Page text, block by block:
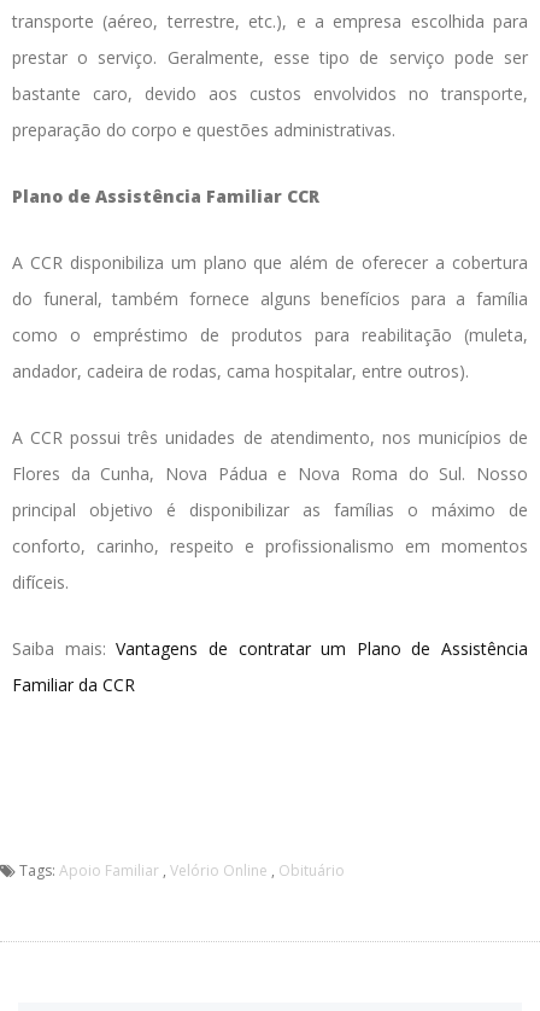
transporte (aéreo, terrestre, etc.), e a empresa escolhida para
prestar o serviço. Geralmente, esse tipo de serviço pode ser
bastante caro, devido aos custos envolvidos no transporte,
preparação do corpo e questões administrativas.
Plano de Assistência Familiar CCR
A CCR disponibiliza um plano que além de oferecer a cobertura
do funeral, também fornece alguns benefícios para a família
como o empréstimo de produtos para reabilitação (muleta,
andador, cadeira de rodas, cama hospitalar, entre outros).
A CCR possui três unidades de atendimento, nos municípios de
Flores da Cunha, Nova Pádua e Nova Roma do Sul. Nosso
principal objetivo é disponibilizar as famílias o máximo de
conforto, carinho, respeito e profissionalismo em momentos
difíceis.
Saiba mais:Vantagens de contratar um Plano de Assistência
Familiar da CCR
Tags: Apoio Familiar , Velório Online , Obituário